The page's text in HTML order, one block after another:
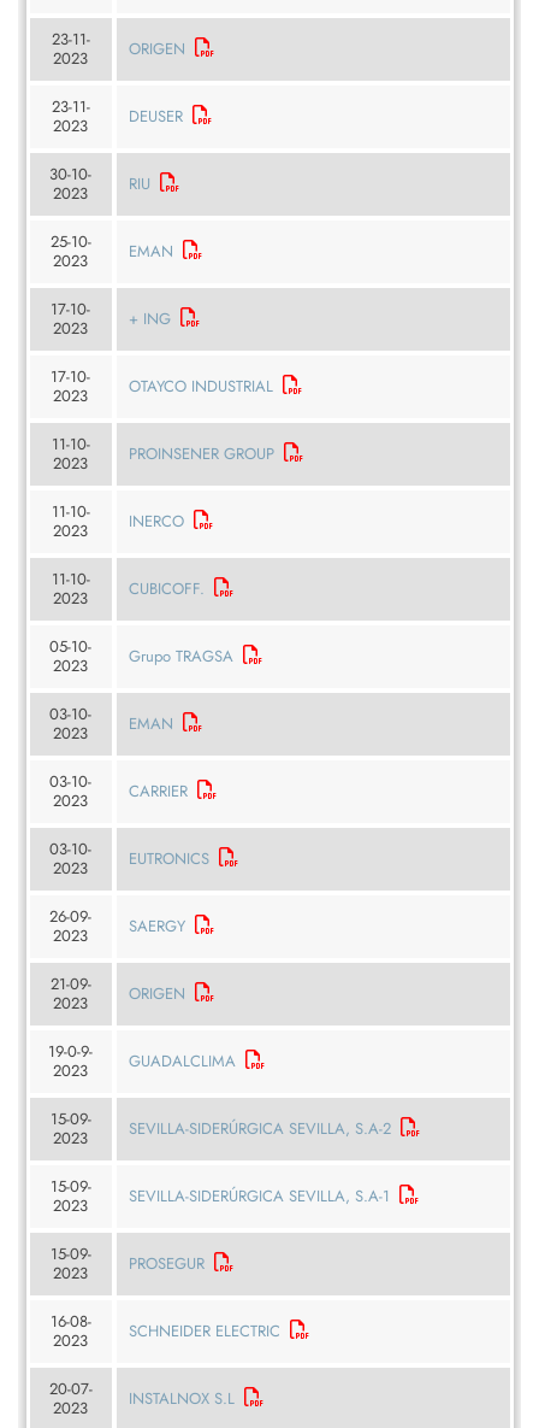
23-11-
2023
ORIGEN
23-11-
2023
DEUSER
30-10-
2023
RIU
25-10-
2023
EMAN
17-10-
2023
+ ING
17-10-
2023
OTAYCO INDUSTRIAL
11-10-
2023
PROINSENER GROUP
11-10-
2023
INERCO
11-10-
2023
CUBICOFF.
05-10-
2023
Grupo TRAGSA
03-10-
2023
EMAN
03-10-
2023
CARRIER
03-10-
2023
EUTRONICS
26-09-
2023
SAERGY
21-09-
2023
ORIGEN
19-0-9-
2023
GUADALCLIMA
15-09-
2023
SEVILLA-SIDERÚRGICA SEVILLA, S.A-2
15-09-
2023
SEVILLA-SIDERÚRGICA SEVILLA, S.A-1
15-09-
2023
PROSEGUR
16-08-
2023
SCHNEIDER ELECTRIC
20-07-
2023
INSTALNOX S.L